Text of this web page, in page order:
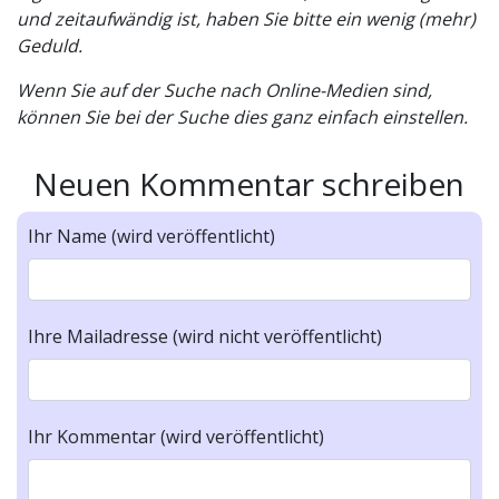
und zeitaufwändig ist, haben Sie bitte ein wenig (mehr)
Geduld.
Wenn Sie auf der Suche nach Online-Medien sind,
können Sie bei der Suche dies ganz einfach einstellen.
Neuen Kommentar schreiben
Ihr Name (wird veröffentlicht)
Ihre Mailadresse (wird nicht veröffentlicht)
Ihr Kommentar (wird veröffentlicht)